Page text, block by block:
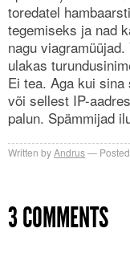
toredatel
tegemiseks ja nad
nagu
ulakas
Ei tea. Aga kui
või sellest IP-
palun. Spämmijad
Written byAndrus
3 COMMENTS